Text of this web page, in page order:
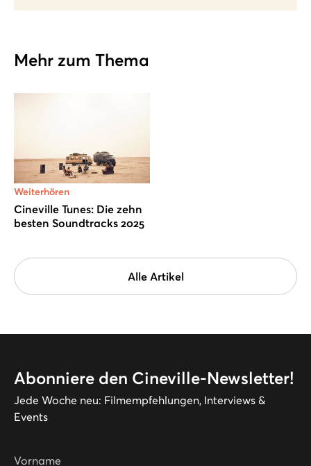
Mehr zum Thema
Weiterhören
Cineville Tunes: Die zehn
besten Soundtracks 2025
Alle Artikel
Abonniere den Cineville-Newsletter!
Jede Woche neu: Filmempfehlungen, Interviews &
Events
Vorname